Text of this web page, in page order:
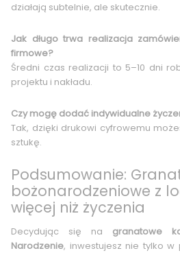
działają subtelnie, ale skutecznie.
Jak długo trwa realizacja
firmowe?
Średni czas realizacji to 5–10 dni
projektu i nakładu.
Czy mogę dodać indywidualne
Tak, dzięki drukowi cyfrowemu
sztukę.
Podsumowanie:
bożonarodzeniowe z
więcej niż życzenia
Decydując się na granatowe
Narodzenie, inwestujesz nie tylko